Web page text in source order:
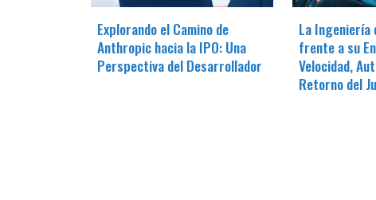
Explorando el Camino de
Anthropic hacia la IPO: Una
Perspectiva del Desarrollador
La
frente a su
Velocidad,
Retorno del